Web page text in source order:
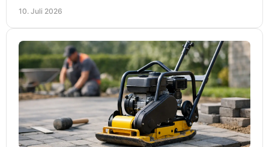
10. Juli 2026